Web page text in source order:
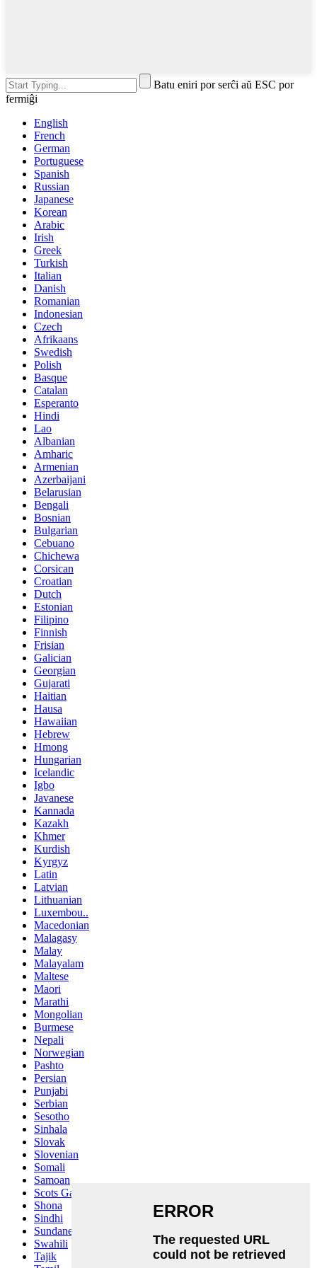
Batu eniri por serĉi aŭ ESC por
fermiĝi
English
French
German
Portuguese
Spanish
Russian
Japanese
Korean
Arabic
Irish
Greek
Turkish
Italian
Danish
Romanian
Indonesian
Czech
Afrikaans
Swedish
Polish
Basque
Catalan
Esperanto
Hindi
Lao
Albanian
Amharic
Armenian
Azerbaijani
Belarusian
Bengali
Bosnian
Bulgarian
Cebuano
Chichewa
Corsican
Croatian
Dutch
Estonian
Filipino
Finnish
Frisian
Galician
Georgian
Gujarati
Haitian
Hausa
Hawaiian
Hebrew
Hmong
Hungarian
Icelandic
Igbo
Javanese
Kannada
Kazakh
Khmer
Kurdish
Kyrgyz
Latin
Latvian
Lithuanian
Luxembou..
Macedonian
Malagasy
Malay
Malayalam
Maltese
Maori
Marathi
Mongolian
Burmese
Nepali
Norwegian
Pashto
Persian
Punjabi
Serbian
Sesotho
Sinhala
Slovak
Slovenian
Somali
Samoan
Scots Gaelic
Shona
Sindhi
Sundanese
Swahili
Tajik